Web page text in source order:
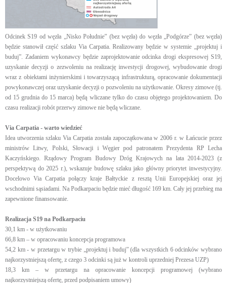
Odcinek S19 od węzła „Nisko Południe” (bez węzła) do węzła „Podgórze” (bez węzła)
będzie stanowił część szlaku Via Carpatia. Realizowany będzie w systemie „projektuj i
buduj”. Zadaniem wykonawcy będzie zaprojektowanie odcinka drogi ekspresowej S19,
uzyskanie decyzji o zezwoleniu na realizację inwestycji drogowej, wybudowanie drogi
wraz z obiektami inżynierskimi i towarzyszącą infrastrukturą, opracowanie dokumentacji
powykonawczej oraz uzyskanie decyzji o pozwoleniu na użytkowanie. Okresy zimowe (tj.
od 15 grudnia do 15 marca) będą wliczane tylko do czasu objętego projektowaniem. Do
czasu realizacji robót przerwy zimowe nie będą wliczane.
Via Carpatia - warto wiedzieć
Idea utworzenia szlaku Via Carpatia została zapoczątkowana w 2006 r. w Łańcucie przez
ministrów Litwy, Polski, Słowacji i Węgier pod patronatem Prezydenta RP Lecha
Kaczyńskiego. Rządowy Program Budowy Dróg Krajowych na lata 2014-2023 (z
perspektywą do 2025 r.), wskazuje budowę szlaku jako główny priorytet inwestycyjny.
Docelowo Via Carpatia połączy kraje Bałtyckie z resztą Unii Europejskiej oraz jej
wschodnimi sąsiadami. Na Podkarpaciu będzie mieć długość 169 km. Cały jej przebieg ma
zapewnione finansowanie.
Realizacja S19 na Podkarpaciu
30,1 km - w użytkowaniu
66,8 km – w opracowaniu koncepcja programowa
54,2 km - w przetargu w trybie „projektuj i buduj” (dla wszystkich 6 odcinków wybrano
najkorzystniejszą ofertę, z czego 3 odcinki są już w kontroli uprzedniej Prezesa UZP)
18,3 km – w przetargu na opracowanie koncepcji programowej (wybrano
najkorzystniejszą ofertę, przed podpisaniem umowy)